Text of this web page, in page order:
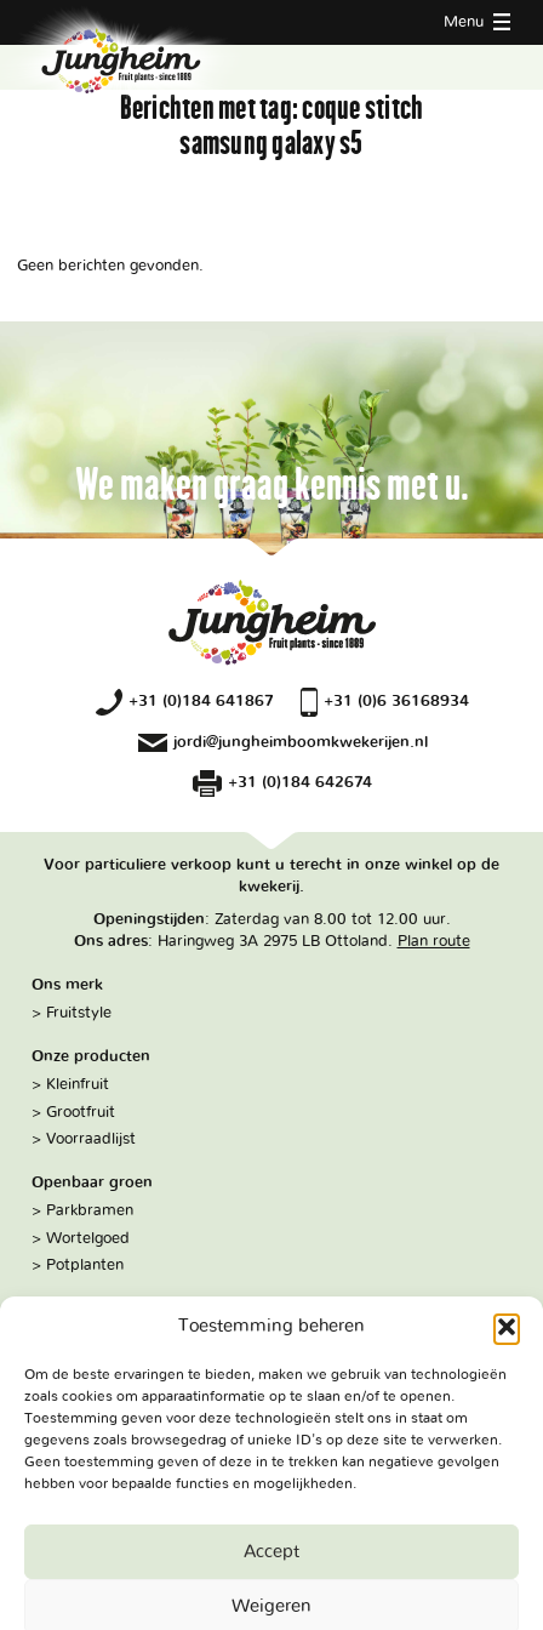
Toestemming beheren
Om de beste ervaringen te bieden, maken we gebruik van technologieën
zoals cookies om apparaatinformatie op te slaan en/of te openen.
Toestemming geven voor deze technologieën stelt ons in staat om
gegevens zoals browsegedrag of unieke ID's op deze site te verwerken.
Geen toestemming geven of deze in te trekken kan negatieve gevolgen
hebben voor bepaalde functies en mogelijkheden.
Accept
Weigeren
Menu
Berichten met tag:coque stitch
samsung galaxy s5
Geen berichten gevonden.
We maken graag kennis met u.
+31 (0)184 641867 +31 (0)6 36168934
jordi@jungheimboomkwekerijen.nl
+31 (0)184 642674
Voor particuliere verkoop kunt u terecht in onze winkel op de
kwekerij.
Openingstijden: Zaterdag van 8.00 tot 12.00 uur.
Ons adres: Haringweg 3A 2975 LB Ottoland. Plan route
Ons merk
Fruitstyle
Onze producten
Kleinfruit
Grootfruit
Voorraadlijst
Openbaar groen
Parkbramen
Wortelgoed
Potplanten
Volg ons:
Facebook
Bezoekadres
Haringweg 3A
2975 LB Ottoland
Reserved.